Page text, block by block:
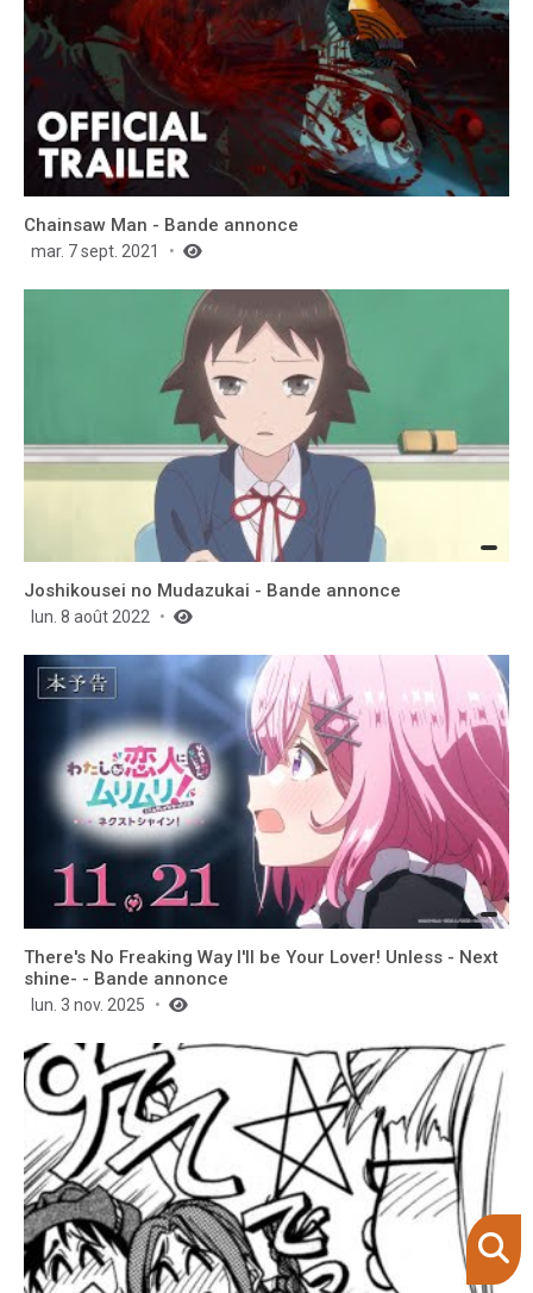
Chainsaw Man - Bande annonce
mar. 7 sept. 2021
Joshikousei no Mudazukai - Bande annonce
lun. 8 août 2022
There's No Freaking Way I'll be Your Lover! Unless - Next
shine- - Bande annonce
lun. 3 nov. 2025